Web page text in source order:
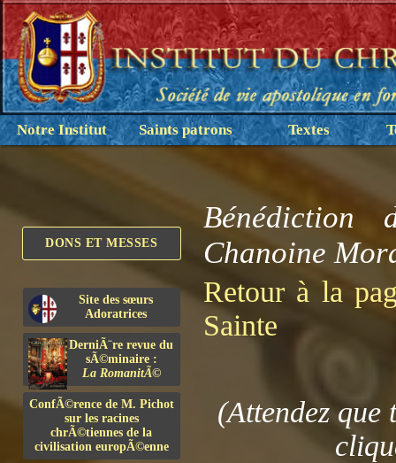
Notre Institut Saints patrons Textes
DONS ET MESSES
Site des sœurs
Adoratrices
DerniÃ¨re revue du
sÃ©minaire :
La RomanitÃ©
ConfÃ©rence de M. Pichot
sur les racines
chrÃ©tiennes de la
civilisation europÃ©enne
Chanoine
Retour à la
Sainte
(Attendez que